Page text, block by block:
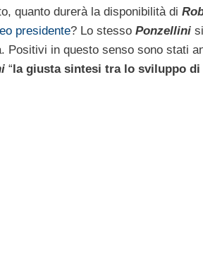
quanto durerà la disponibilità di
presidente? Lo stesso Ponzellini
Positivi in questo senso sono stati
“la giusta sintesi tra lo sviluppo di